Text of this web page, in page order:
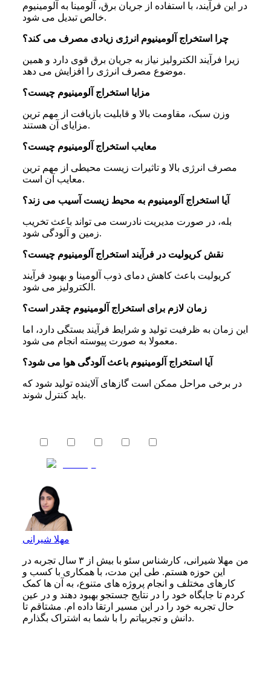
در این فرآیند، با استفاده از جریان برق، آلومینا به آلومینیوم
خالص تبدیل می شود.
چرا استخراج آلومینیوم انرژی زیادی مصرف می‌ کند؟
زیرا فرآیند الکترولیز نیاز به جریان برق قوی دارد و همین
موضوع مصرف انرژی را افزایش می دهد.
مزایا استخراج آلومینیوم چیست؟
وزن سبک، مقاومت بالا و قابلیت بازیافت از مهم ترین
مزایای آن هستند.
معایب استخراج آلومینیوم چیست؟
مصرف انرژی بالا و تاثیرات زیست محیطی از مهم ترین
معایب آن است.
آیا استخراج آلومینیوم به محیط زیست آسیب می‌ زند؟
بله، در صورت مدیریت نادرست می تواند باعث تخریب
زمین و آلودگی شود.
نقش کریولیت در فرآیند استخراج آلومینیوم چیست؟
کریولیت باعث کاهش دمای ذوب آلومینا و بهبود فرآیند
الکترولیز می شود.
زمان لازم برای استخراج آلومینیوم چقدر است؟
این زمان به ظرفیت تولید و شرایط فرآیند بستگی دارد، اما
معمولا به صورت پیوسته انجام می شود.
آیا استخراج آلومینیوم باعث آلودگی هوا می‌ شود؟
در برخی مراحل ممکن است گازهای آلاینده تولید شود که
باید کنترل شوند.
مهلا شیرانی
من مهلا شیرانی، کارشناس سئو با بیش از ۳ سال تجربه در
این حوزه هستم. طی این مدت، با همکاری با کسب‌ و
کارهای مختلف و انجام پروژه‌ های متنوع، به آن‌ ها کمک
کردم تا جایگاه خود را در نتایج جستجو بهبود دهند و در عین
حال تجربه خود را در این مسیر ارتقا داده‌ ام. مشتاقم تا
دانش و تجربیاتم را با شما به اشتراک بگذارم.